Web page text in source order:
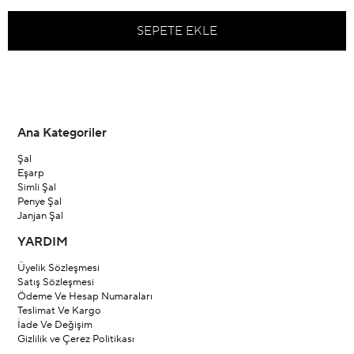
Ana Kategoriler
Şal
Eşarp
Simli Şal
Penye Şal
Janjan Şal
YARDIM
Üyelik Sözleşmesi
Satış Sözleşmesi
Ödeme Ve Hesap Numaraları
Teslimat Ve Kargo
İade Ve Değişim
Gizlilik ve Çerez Politikası